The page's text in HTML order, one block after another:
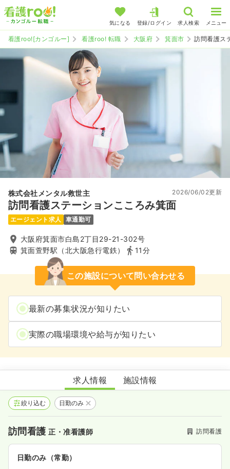
気になる 登録/ログイン 求人検索 メニュー
看護roo![カンゴルー] 看護roo! 転職 大阪府 箕面市 訪問看護ス
株式会社メンタル救世主
訪問看護ステーションこころみ箕面
2026/06/02更新
エージェント求人 車通勤可
大阪府箕面市白島2丁目29-21-302号
箕面萱野駅（北大阪急行電鉄）
11分
この施設について問い合わせる
最新の募集状況が知りたい
実際の職場環境や給与が知りたい
訪問看護ステーションこころみ箕面
求人情報 施設情報
絞り込む 日勤のみ
訪問看護正・准看護師 訪問看護
日勤のみ（常勤）